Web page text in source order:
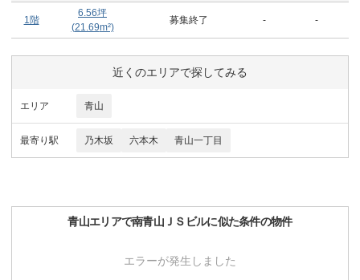
1階
6.56坪
(21.69m²)
募集終了 - -
近くのエリアで探してみる
エリア 青山
最寄り駅 乃木坂 六本木 青山一丁目
青山エリアで南青山ＪＳビルに似た条件の物件
エラーが発生しました